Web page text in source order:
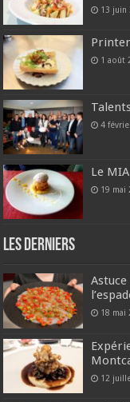
13 juin
1 août
4
Le
19 mai
Les derniers
18 mai
12